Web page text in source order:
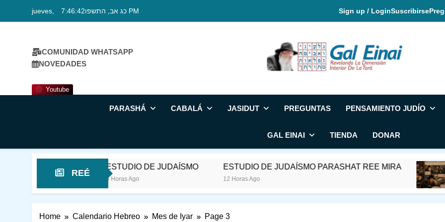
jueves, כג אב, התשפו 7:46:43 PM Sign up / LoginSuscribirse
COMUNIDAD WHATSAPP
NOVEDADES
Youtube Gal Einai En
PARASHÁ CABALÁ JASIDUT PREGUNTAS PENSAMIENTO JUDÍO
GAL EINAI TIENDA DONAR
REÉ
ESTUDIO DE JUDAÍSMO
5 Horas Ago
ESTUDIO DE JUDAÍSMO PARASHAT REE MIRA RABÍ
23 Horas Ago
Home Calendario Hebreo Mes de Iyar Page 3